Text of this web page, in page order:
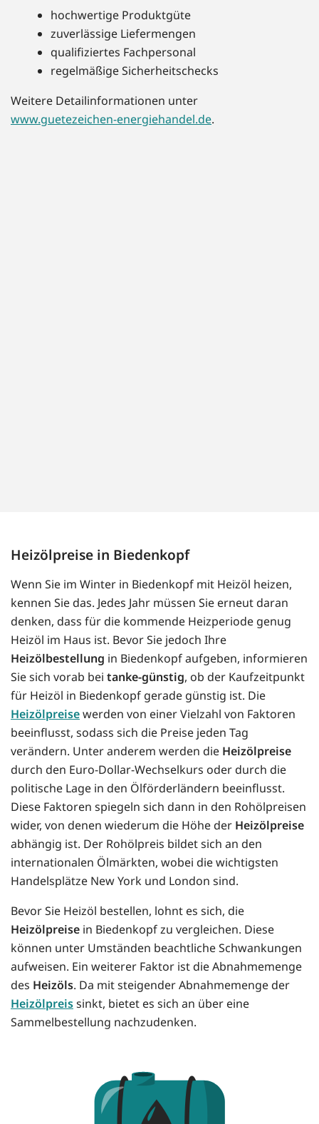
hochwertige Produktgüte
zuverlässige Liefermengen
qualifiziertes Fachpersonal
regelmäßige Sicherheitschecks
Weitere Detailinformationen unter
www.guetezeichen-energiehandel.de.
Heizölpreise in Biedenkopf
Wenn Sie im Winter in Biedenkopf mit Heizöl heizen,
kennen Sie das. Jedes Jahr müssen Sie erneut daran
denken, dass für die kommende Heizperiode genug
Heizöl im Haus ist. Bevor Sie jedoch Ihre
Heizölbestellung in Biedenkopf aufgeben, informieren
Sie sich vorab bei tanke-günstig, ob der Kaufzeitpunkt
für Heizöl in Biedenkopf gerade günstig ist. Die
Heizölpreisewerden von einer Vielzahl von Faktoren
beeinflusst, sodass sich die Preise jeden Tag
verändern. Unter anderem werden die Heizölpreise
durch den Euro-Dollar-Wechselkurs oder durch die
politische Lage in den Ölförderländern beeinflusst.
Diese Faktoren spiegeln sich dann in den Rohölpreisen
wider, von denen wiederum die Höhe der Heizölpreise
abhängig ist. Der Rohölpreis bildet sich an den
internationalen Ölmärkten, wobei die wichtigsten
Handelsplätze New York und London sind.
Bevor Sie Heizöl bestellen, lohnt es sich, die
Heizölpreise in Biedenkopf zu vergleichen. Diese
können unter Umständen beachtliche Schwankungen
aufweisen. Ein weiterer Faktor ist die Abnahmemenge
des Heizöls. Da mit steigender Abnahmemenge der
Heizölpreissinkt, bietet es sich an über eine
Sammelbestellung nachzudenken.